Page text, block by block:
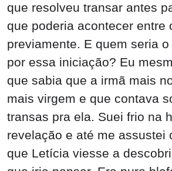
que resolveu transar antes
que poderia acontecer entre
previamente. E quem seria
por essa iniciação? Eu
que sabia que a irmã mais
mais virgem e que contava
transas pra ela. Suei frio na
revelação e até me assustei
que Letícia viesse a